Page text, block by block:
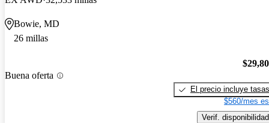
Bowie, MD
26 millas
Buena oferta
El precio incluye tasas
$560/mes
Verif. disponibilidad